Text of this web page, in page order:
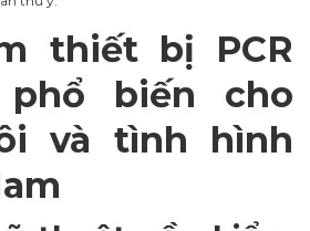
thiết bị PCR
phổ biến cho
và tình hình